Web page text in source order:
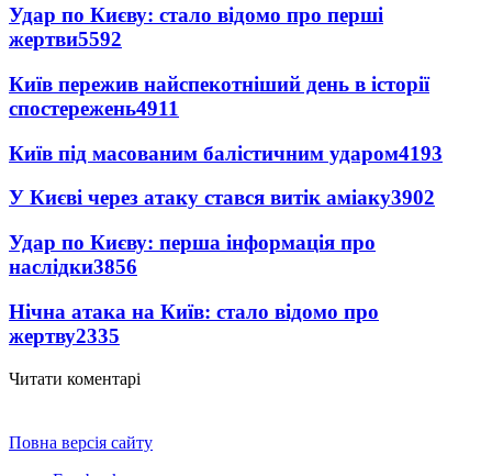
Удар по Києву: стало відомо про перші
жертви5592
Київ пережив найспекотніший день в історії
спостережень4911
Київ під масованим балістичним ударом4193
У Києві через атаку стався витік аміаку3902
Удар по Києву: перша інформація про
наслідки3856
Нічна атака на Київ: стало відомо про
жертву2335
Читати коментарі
Повна версія сайту